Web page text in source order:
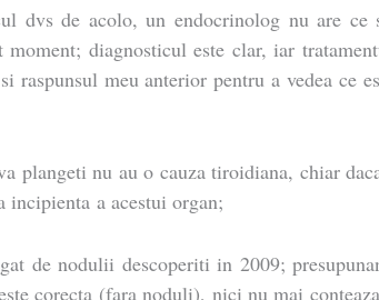
dvs de acolo, un endocrinolog nu are ce
moment; diagnosticul este clar, iar
raspunsul meu anterior pentru a vedea ce
plangeti nu au o cauza tiroidiana, chiar
incipienta a acestui organ;
de nodulii descoperiti in 2009;
corecta (fara noduli), nici nu mai